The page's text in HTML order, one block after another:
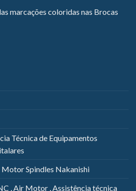
marcações coloridas nas Brocas
Técnica de Equipamentos
Spindles Nakanishi
, Air Motor , Assistência técnica